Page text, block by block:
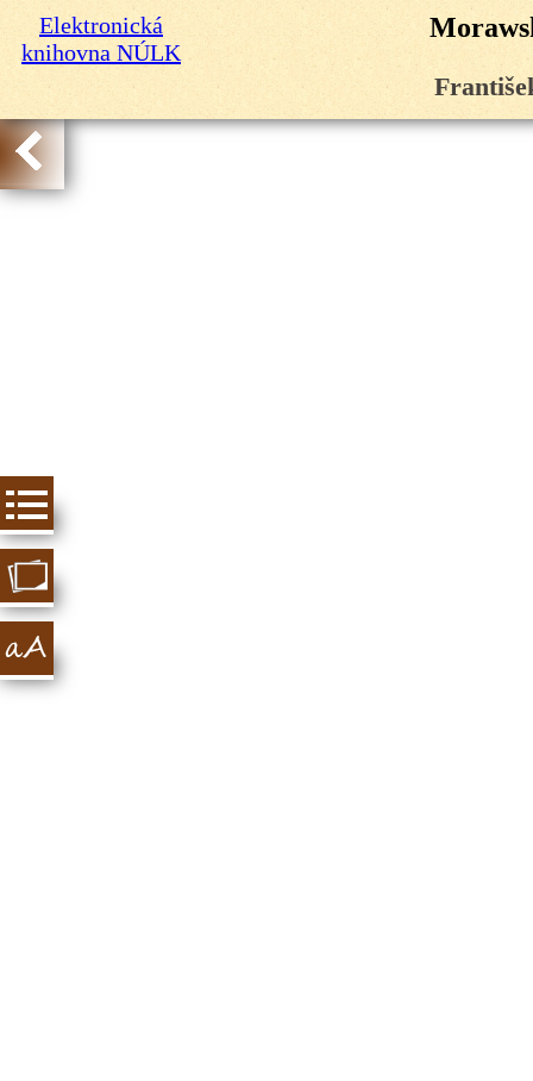
Elektronická
knihovna NÚLK